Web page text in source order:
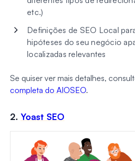
etc.)
Definições de SEO Local
hipóteses do seu negócio
localizadas relevantes
Se quiser ver mais detalhes,
completa do AIOSEO.
2. Yoast SEO